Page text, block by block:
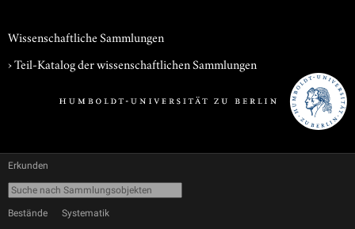
Wissenschaftliche Sammlungen
› Teil-Katalog der wissenschaftlichen Sammlungen
Erkunden
Bestände Systematik